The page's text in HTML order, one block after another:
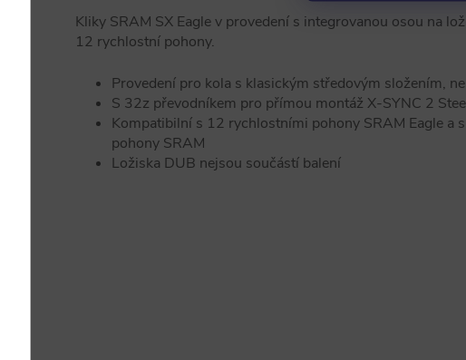
Kliky SRAM SX Eagle v provedení s integrovanou osou na
12 rychlostní pohony.
Provedení pro kola s klasickým středovým složením,
S 32z převodníkem pro přímou montáž X-SYNC 2
Kompatibilní s 12 rychlostními pohony SRAM Eagle a
pohony SRAM
Ložiska DUB nejsou součástí balení